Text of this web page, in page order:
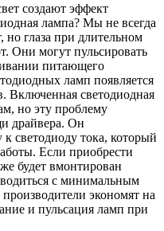
создают эффект
лампа? Мы не всегда
глаза при длительном
Они могут пульсировать
питающего
ламп появляется
Включенная светодиодная
но эту проблему
драйвера. Он
светодиоду тока, который
Если приобрести
будет вмонтирован
с минимальным
экономят на
и пульсация ламп при